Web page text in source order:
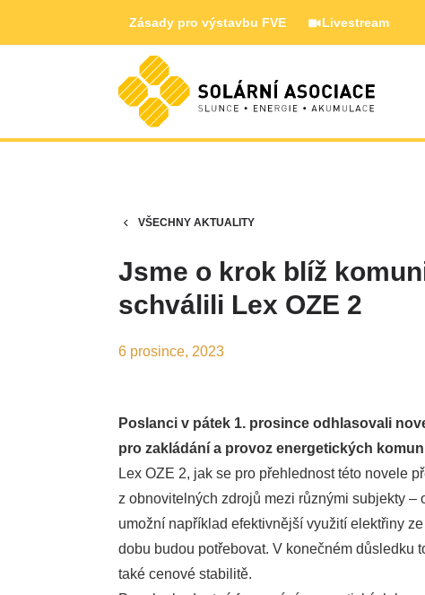
Zásady pro výstavbu FVE Livestream
VŠECHNY AKTUALITY
Jsme o krok blíž
schválili Lex OZE 2
6 prosince, 2023
Poslanci v pátek 1. prosince odhlasovali
pro zakládání a provoz energetických
Lex OZE 2, jak se pro přehlednost této novele
z obnovitelných zdrojů mezi různými subjekty –
umožní například efektivnější využití elektřiny
dobu budou potřebovat. V konečném důsledku
také cenové stabilitě.